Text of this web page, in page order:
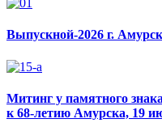
Выпускной-2026 г. Амурск
Митинг у памятного
к 68-летию Амурска, 19